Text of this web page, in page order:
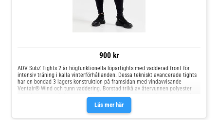
900 kr
Läs mer här
ADV SubZ Tights 2 är högfunktionella löpartights med vadderad front för
intensiv träning i kalla vinterförhållanden. Dessa tekniskt avancerade tights
har en bondad 3-lagers konstruktion på framsidan med vindavvisande
Ventair® Wind och tunn vaddering. Borstad trikå av återvunnen polyester
och elastan upptill fram, upptill bak och i benens nedre del ger värme och
komfort. • Vindavvisande Ventair® Wind-material och lätt vaddering på
benens framsida (bondad 3-lagers konstruktion) • Borstad trikå av
återvunnen polyester och elastan upptill fram, upptill bak och i benens nedre